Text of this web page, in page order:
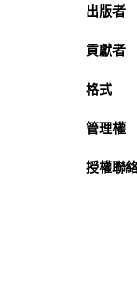
出版者
貢獻者
格式
管理權
授權聯